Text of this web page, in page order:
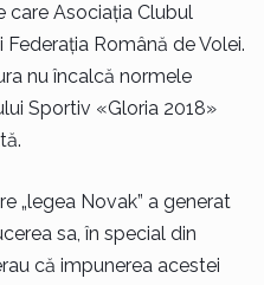
care Asociația Clubul
Română de Volei.
nu încalcă normele
Sportiv «Gloria 2018»
„legea Novak” a generat
sa, în special din
că impunerea acestei